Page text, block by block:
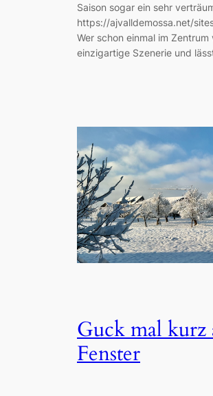
Saison sogar ein sehr
https://ajvalldemossa.net/
Wer schon einmal im
einzigartige Szenerie und
Guck mal kurz
Fenster